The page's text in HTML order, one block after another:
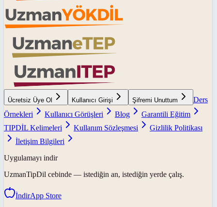
Ücretsiz Üye Ol Kullanıcı Girişi Şifremi Unuttum
Ders
Örnekleri
Kullanıcı Görüşleri Blog
Garantili Eğitim
TIPDİL Kelimeleri
Kullanım Sözleşmesi
Gizlilik Politikası
İletişim Bilgileri
Uygulamayı indir
UzmanTipDil cebinde — istediğin an, istediğin yerde çalış.
İndirApp Store